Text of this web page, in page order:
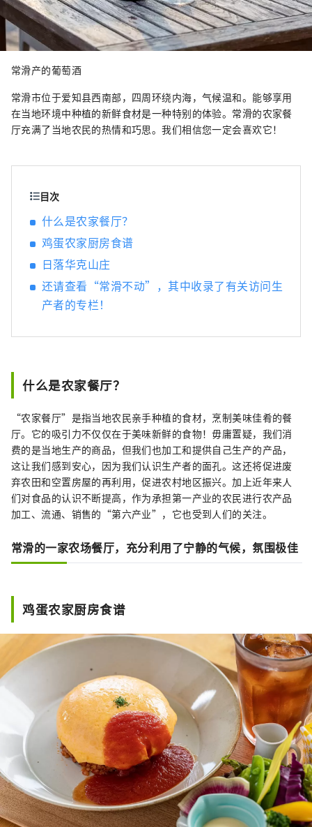
常滑产的葡萄酒
常滑市位于爱知县西南部，四周环绕内海，气候温和。能够享用
在当地环境中种植的新鲜食材是一种特别的体验。常滑的农家餐
厅充满了当地农民的热情和巧思。我们相信您一定会喜欢它！
目次
什么是农家餐厅？
鸡蛋农家厨房食谱
日落华克山庄
还请查看“常滑不动”，其中收录了有关访问生
产者的专栏！
什么是农家餐厅？
“农家餐厅”是指当地农民亲手种植的食材，烹制美味佳肴的餐
厅。它的吸引力不仅仅在于美味新鲜的食物！毋庸置疑，我们消
费的是当地生产的商品，但我们也加工和提供自己生产的产品，
这让我们感到安心，因为我们认识生产者的面孔。这还将促进废
弃农田和空置房屋的再利用，促进农村地区振兴。加上近年来人
们对食品的认识不断提高，作为承担第一产业的农民进行农产品
加工、流通、销售的“第六产业”，它也受到人们的关注。
常滑的一家农场餐厅，充分利用了宁静的气候，氛围极佳
鸡蛋农家厨房食谱